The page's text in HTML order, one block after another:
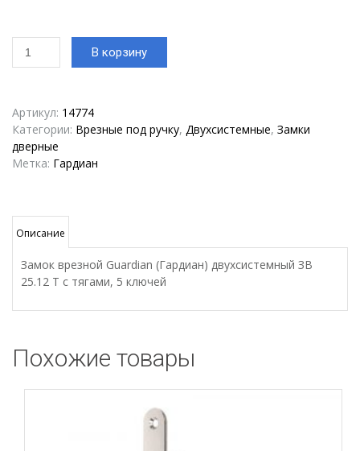
товара
двухсистемный
Гардиан
ЗВ-25.12
Т
В корзину
Артикул: 14774
Категории: Врезные под ручку, Двухсистемные, Замки
дверные
Метка: Гардиан
Описание
Замок врезной Guardian (Гардиан) двухсистемный ЗВ
25.12 Т с тягами, 5 ключей
Похожие товары